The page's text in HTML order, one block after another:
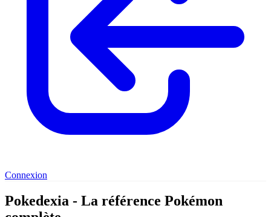
Connexion
Pokedexia - La référence Pokémon